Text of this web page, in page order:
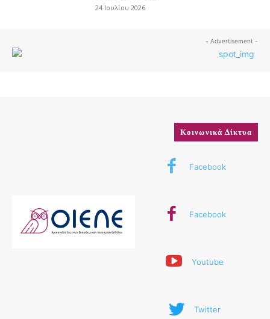
24 Ιουλίου 2026
- Advertisement -
Κοινωνικά Δίκτυα
Facebook
Facebook
Youtube
Twitter